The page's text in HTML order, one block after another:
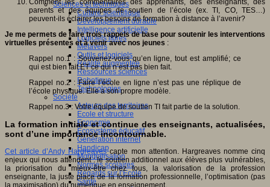
Sciences et techniques
Culture scientifique
Développement durable
Intelligence artificielle
Logiciels libres
Métavers
Outils et logiciels
Réalité augmentée
Ressources sciences
Robotique
Technologies
Société
Acteurs des territoires
Ecole et structure
Economie
Ecosystème éducatif
Génération internet
Handicap
Mondialisation
Normes scolaires
Regards sur l’Ecole
Santé
Comment les commentaires des apprenants, des enseignants, des
parents et des équipes de soutien de l’école (ex. TI, CO, TES…)
peuvent-ils éclairer les besoins de formation à distance à l’avenir?
Je me permets de faire trois rappels de base pour soutenir les interventions
virtuelles présentes et à venir avec nos jeunes :
Rappel no.1 : Souvenez-vous qu’en ligne, tout est amplifié; ce
qui est bien fait ET ce qui n’est pas bien fait.
Rappel no.2 : Faire l’école en ligne n’est pas une réplique de
l’école physique. Elle a son propre modèle.
Rappel no.3 : Votre équipe de soutien TI fait partie de la solution.
La formation initiale et continue des enseignants, actualisées,
sont d’une importance incontournable.
Cet article d’Andy Hargreavescapte mon attention. Hargreaves nomme cinq
enjeux qui nous attendent : le soutien additionnel aux élèves plus vulnérables,
la priorisation du mieux-être chez tous, la valorisation de la profession
enseignante, la juste place de la formation professionnelle, l’optimisation (pas
la maximisation) du numérique en enseignement.